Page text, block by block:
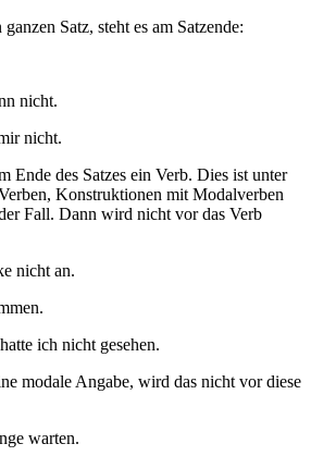
Satz, steht es am Satzende:
nicht.
nicht.
des Satzes ein Verb. Dies ist unter
Konstruktionen mit Modalverben
Fall. Dann wird nicht vor das Verb
nicht an.
ich nicht gesehen.
Angabe, wird das nicht vor diese
warten.